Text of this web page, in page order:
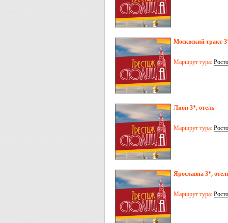
Москвский тракт
Маршрут тура:
Лион 3*, отель
Маршрут тура:
Ярославна 3*,
Маршрут тура: